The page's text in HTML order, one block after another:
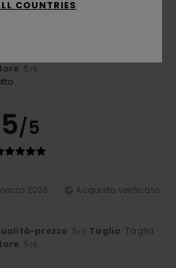
: 5/5
5/5
2026
Acquisto verificato
prezzo: 5/5 Taglia: Taglia
: 5/5
COUNTRIES